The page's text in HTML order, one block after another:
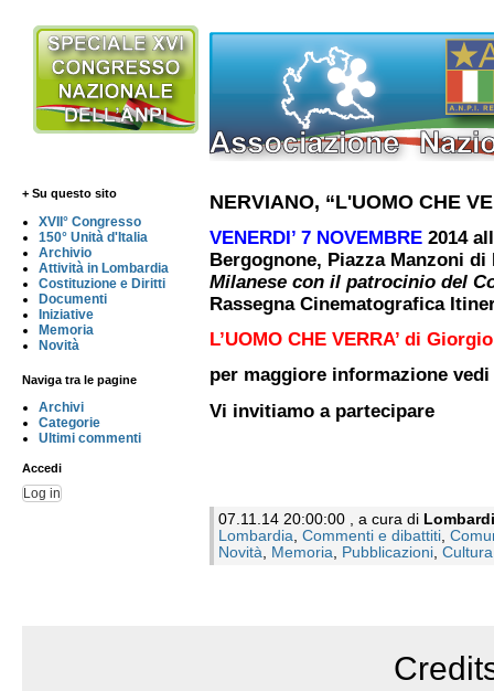
+ Su questo sito
XVII° Congresso
150° Unità d'Italia
Archivio
Attività in Lombardia
Costituzione e Diritti
Documenti
Iniziative
Memoria
Novità
Naviga tra le pagine
Archivi
Categorie
Ultimi commenti
Accedi
Log in
NERVIANO, “L'UOMO CHE
VENERDI’ 7 NOVEMBRE 2014
Bergognone, Piazza Manzoni
Milanese con il patrocinio del
Rassegna Cinematografica
L’UOMO CHE VERRA’ di
per maggiore informazione
Vi invitiamo a partecipare
07.11.14 20:00:00 , a cura di
Lombardia, Commenti e dibattiti,
Novità, Memoria, Pubblicazioni, Cultura